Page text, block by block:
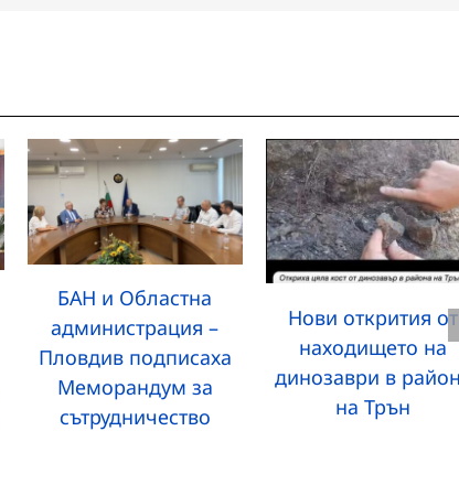
БАН и Областна
администрация –
Пловдив подписаха
Меморандум за
сътрудничество
Нови открития от
находището на
динозаври в
на Трън